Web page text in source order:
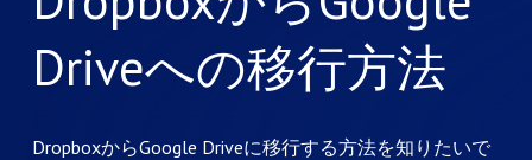
Driveへの移行方法
DropboxからGoogle Driveに移行する方法を知りたいで